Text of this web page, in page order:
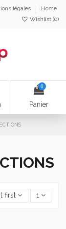
légales
Home
Wishlist (0)
0
Panier
first 1